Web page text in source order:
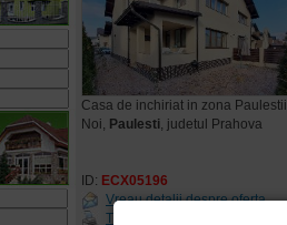
Casa de inchiriat in zona Paulestii
Noi, Paulesti, judetul Prahova
ID: ECX05196
Vreau detalii despre oferta
Tipareste oferta